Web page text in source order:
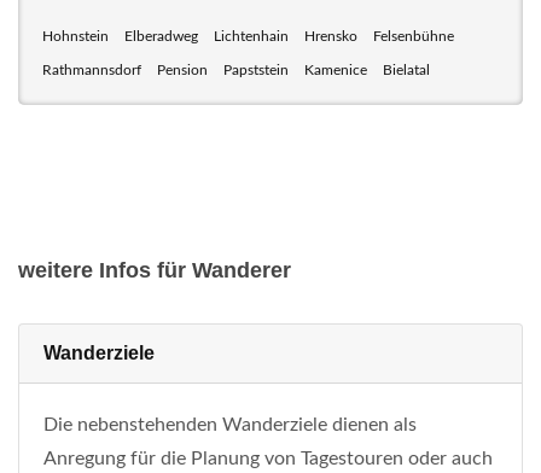
Hohnstein Elberadweg Lichtenhain Hrensko Felsenbühne
Rathmannsdorf Pension Papststein Kamenice Bielatal
weitere Infos für Wanderer
Wanderziele
Die nebenstehenden Wanderziele dienen als
Anregung für die Planung von Tagestouren oder auch